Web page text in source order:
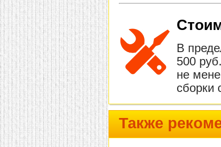
В
500
не
сборки
Также